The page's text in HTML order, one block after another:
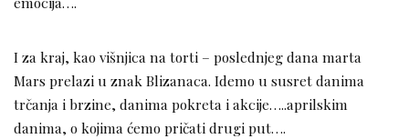
I za kraj, kao višnjica na torti – poslednjeg dana marta
Mars prelazi u znak Blizanaca. Idemo u susret danima
trčanja i brzine, danima pokreta i akcije…..aprilskim
danima, o kojima ćemo pričati drugi put….